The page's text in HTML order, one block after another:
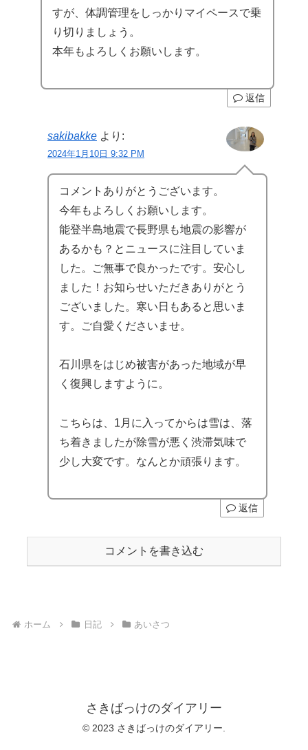
すが、体調管理をしっかりマイペースで乗
り切りましょう。
本年もよろしくお願いします。
返信
sakibakke より:
2024年1月10日 9:32 PM
コメントありがとうございます。
今年もよろしくお願いします。
能登半島地震で長野県も地震の影響が
あるかも？とニュースに注目していま
した。ご無事で良かったです。安心し
ました！お知らせいただきありがとう
ございました。寒い日もあると思いま
す。ご自愛くださいませ。
石川県をはじめ被害があった地域が早
く復興しますように。
こちらは、1月に入ってからは雪は、落
ち着きましたが除雪が悪く渋滞気味で
少し大変です。なんとか頑張ります。
返信
コメントを書き込む
ホーム 日記 あいさつ
さきばっけのダイアリー
© 2023 さきばっけのダイアリー.